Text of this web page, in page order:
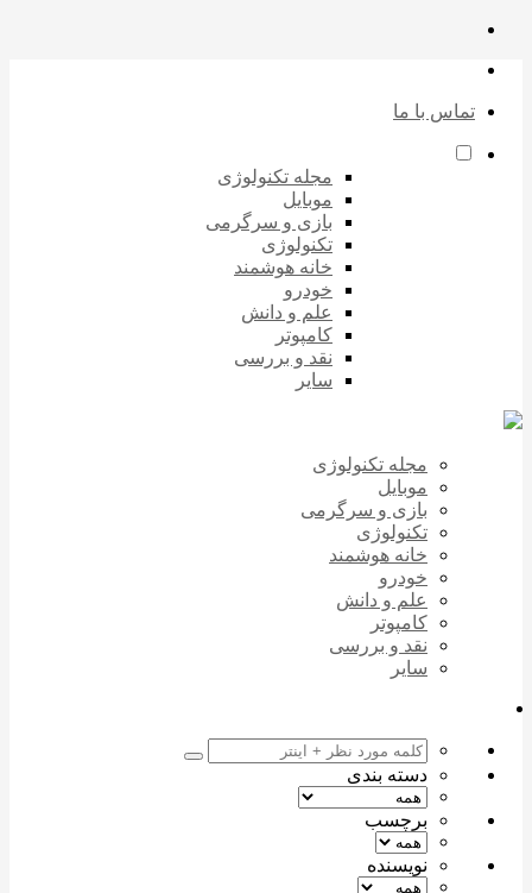
تماس با ما
مجله تکنولوژی
موبایل
بازی و سرگرمی
تکنولوژی
خانه هوشمند
خودرو
علم و دانش
کامپوتر
نقد و بررسی
سایر
مجله تکنولوژی
موبایل
بازی و سرگرمی
تکنولوژی
خانه هوشمند
خودرو
علم و دانش
کامپوتر
نقد و بررسی
سایر
دسته بندی
برچسب
نویسنده